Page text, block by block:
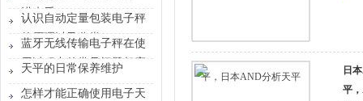
进来看
认识自动定量包装电子秤
的原理以及分类
蓝牙无线传输电子秤在使
用过程中的常见问题相应
解决方法分享
天平的日常保养维护
怎样才能正确使用电子天
日
平